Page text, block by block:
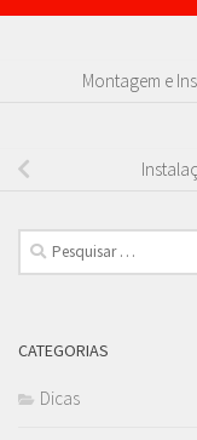
Montagem e
Pesquisar
por:
CATEGORIAS
Dicas